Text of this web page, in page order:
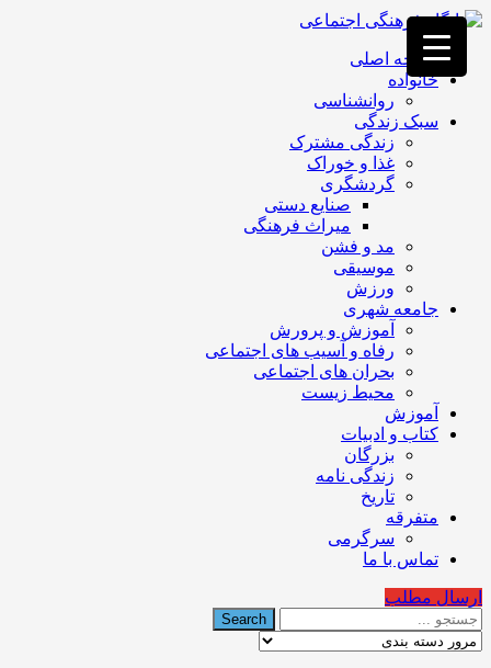
فصد
خون
غرب
تهران
خشکشویی
تصفیه
تهران
صفحه اصلی
خانواده
روانشناسی
سبک زندگی
زندگی مشترک
غذا و خوراک
گردشگری
صنایع دستی
میراث فرهنگی
مد و فشن
موسیقی
ورزش
جامعه شهری
آموزش و پرورش
رفاه و آسیب های اجتماعی
بحران های اجتماعی
محیط زیست
آموزش
کتاب و ادبیات
بزرگان
زندگی نامه
تاریخ
متفرقه
سرگرمی
تماس با ما
ارسال مطلب